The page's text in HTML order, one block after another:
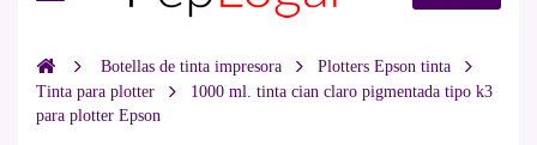
Botellas de tinta impresora
Plotters Epson tinta
Tinta para plotter
1000 ml. tinta cian claro pigmentada tipo k3
para plotter Epson